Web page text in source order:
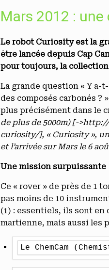
Mars 2012 :
Le robot Curiosity est la
être lancée depuis Cap
pour toujours, la
La grande question « Y a-
des composés carbonés ?
plus précisément dans le
de plus de 5000m) [-
curiosity/], « Curiosity »,
et l’arrivée sur Mars le 6
Une mission surpuissante
Ce « rover » de près de 1
pas moins de 10
(1) : essentiels, ils sont en
martienne, mais aussi les